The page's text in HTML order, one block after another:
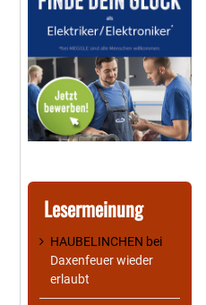
Lesermeinung
HAUBELINCHEN bei
Daxenfeuer wieder
erlaubt